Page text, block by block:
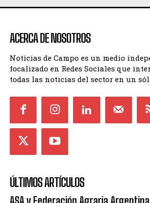
ACERCA DE NOSOTROS
Noticias de Campo es un medio
focalizado en Redes Sociales que
todas las noticias del sector en un
ÚLTIMOS ARTÍCULOS